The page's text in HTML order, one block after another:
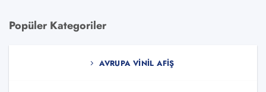
var.
Popüler Kategoriler
AVRUPA VINIL AFIŞ